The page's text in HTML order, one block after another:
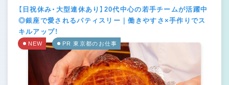
【日祝休み・大型連休あり】20代中心の若手チームが活躍中
◎銀座で愛されるパティスリー｜働きやすさ×手作りでス
キルアップ！
NEW PR 東京都のお仕事